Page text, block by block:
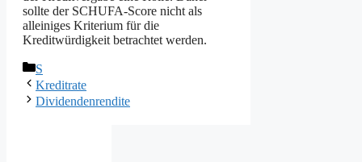
sollte der SCHUFA-Score nicht als
alleiniges Kriterium für die
Kreditwürdigkeit betrachtet werden.
Kategorien
S
Kreditrate
Dividendenrendite